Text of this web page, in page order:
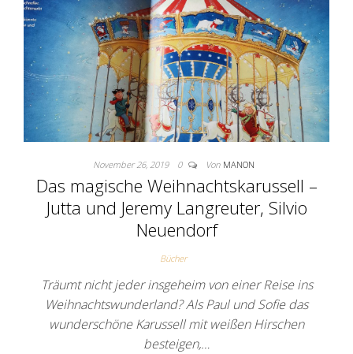
November 26, 2019 0 Von MANON
Das magische Weihnachtskarussell –
Jutta und Jeremy Langreuter, Silvio
Neuendorf
Bücher
Träumt nicht jeder insgeheim von einer Reise ins
Weihnachtswunderland? Als Paul und Sofie das
wunderschöne Karussell mit weißen Hirschen
besteigen,…